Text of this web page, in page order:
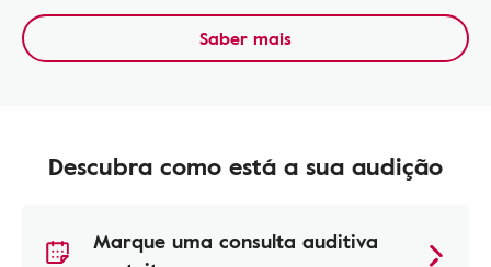
Saber mais
Descubra como está a sua audição
Marque uma consulta auditiva